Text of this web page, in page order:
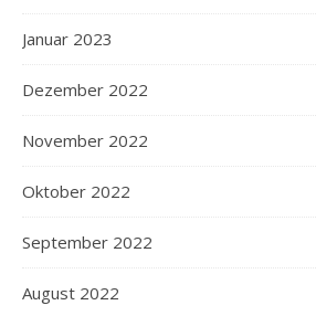
Januar 2023
Dezember 2022
November 2022
Oktober 2022
September 2022
August 2022